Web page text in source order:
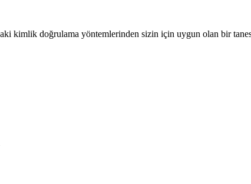
kimlik doğrulama yöntemlerinden sizin için uygun olan bir